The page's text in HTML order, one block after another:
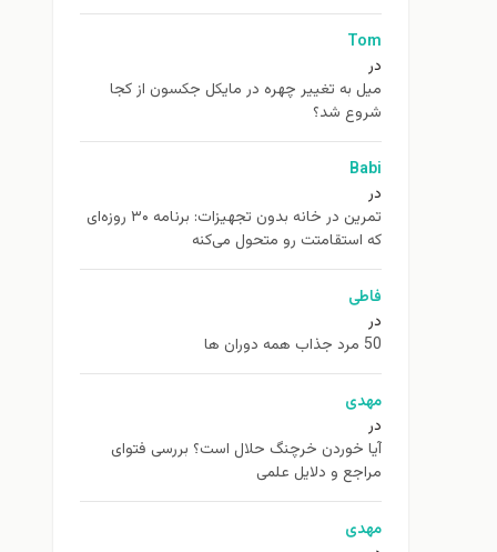
Tom
در
ميل به تغيير چهره در مایکل جکسون از كجا
شروع شد؟
Babi
در
تمرین در خانه بدون تجهیزات: برنامه ۳۰ روزه‌ای
که استقامتت رو متحول می‌کنه
فاطی
در
50 مرد جذاب همه دوران ها
مهدی
در
آیا خوردن خرچنگ حلال است؟ بررسی فتوای
مراجع و دلایل علمی
مهدی